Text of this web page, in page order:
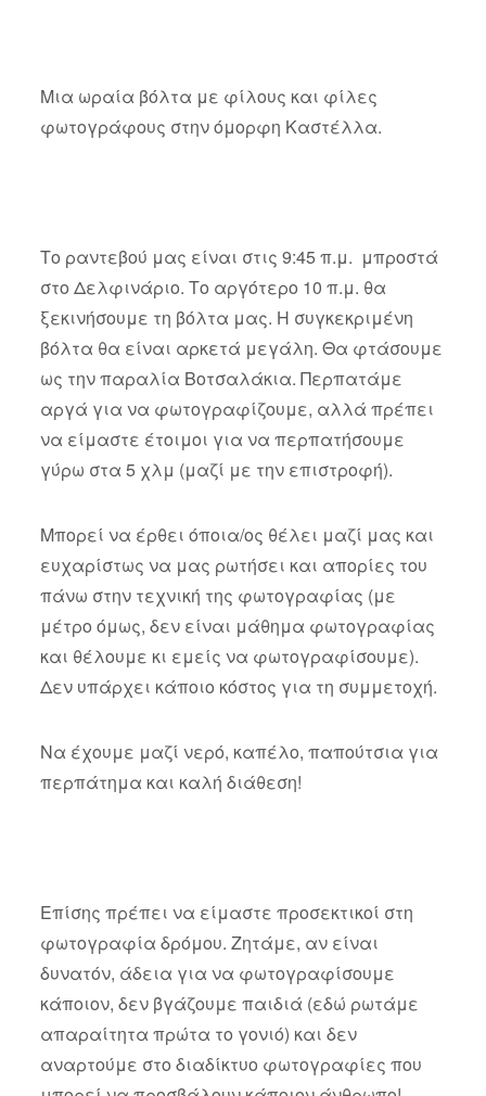
Μια ωραία βόλτα με φίλους και φίλες
φωτογράφους στην όμορφη Καστέλλα.
Το ραντεβού μας είναι στις 9:45 π.μ. μπροστά
στο Δελφινάριο. Το αργότερο 10 π.μ. θα
ξεκινήσουμε τη βόλτα μας. Η συγκεκριμένη
βόλτα θα είναι αρκετά μεγάλη. Θα φτάσουμε
ως την παραλία Βοτσαλάκια. Περπατάμε
αργά για να φωτογραφίζουμε, αλλά πρέπει
να είμαστε έτοιμοι για να περπατήσουμε
γύρω στα 5 χλμ (μαζί με την επιστροφή).
Μπορεί να έρθει όποια/ος θέλει μαζί μας και
ευχαρίστως να μας ρωτήσει και απορίες του
πάνω στην τεχνική της φωτογραφίας (με
μέτρο όμως, δεν είναι μάθημα φωτογραφίας
και θέλουμε κι εμείς να φωτογραφίσουμε).
Δεν υπάρχει κάποιο κόστος για τη συμμετοχή.
Να έχουμε μαζί νερό, καπέλο, παπούτσια για
περπάτημα και καλή διάθεση!
Επίσης πρέπει να είμαστε προσεκτικοί στη
φωτογραφία δρόμου. Ζητάμε, αν είναι
δυνατόν, άδεια για να φωτογραφίσουμε
κάποιον, δεν βγάζουμε παιδιά (εδώ ρωτάμε
απαραίτητα πρώτα το γονιό) και δεν
αναρτούμε στο διαδίκτυο φωτογραφίες που